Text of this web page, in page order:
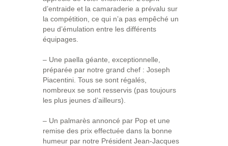
d’entraide et la camaraderie a prévalu sur
la compétition, ce qui n’a pas empêché un
peu d’émulation entre les différents
équipages.
– Une paella géante, exceptionnelle,
préparée par notre grand chef : Joseph
Piacentini. Tous se sont régalés,
nombreux se sont resservis (pas toujours
les plus jeunes d’ailleurs).
– Un palmarès annoncé par Pop et une
remise des prix effectuée dans la bonne
humeur par notre Président Jean-Jacques